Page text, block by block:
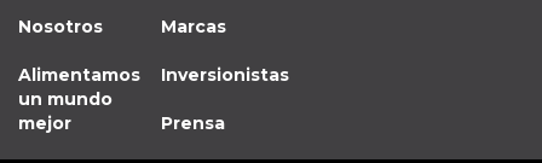
Nosotros
Alimentamos
un mundo
mejor
Marcas
Inversionistas
Prensa